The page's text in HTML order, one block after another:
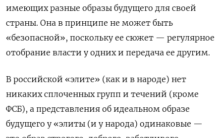
имеющих разные образы будущего для своей
страны. Она в принципе не может быть
«безопасной», поскольку ее сюжет — регулярное
отобрание власти у одних и передача ее другим.
В российской «элите» (как и в народе) нет
никаких сплоченных групп и течений (кроме
ФСБ), а представления об идеальном образе
будущего у «элиты (и у народа) одинаковые —